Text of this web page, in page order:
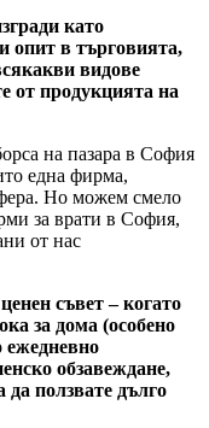
като
опит в търговията,
видове
от продукцията на
на пазара в София
една фирма,
Но можем смело
за врати в София,
от нас
съвет – когато
за дома (особено
ежедневно
обзавеждане,
ползвате дълго